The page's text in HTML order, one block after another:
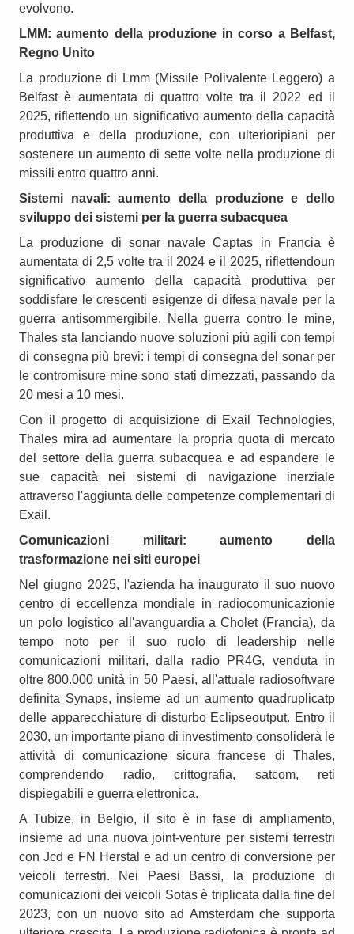
evolvono.
LMM: aumento della produzione in corso a Belfast,
Regno Unito
La produzione di Lmm (Missile Polivalente Leggero) a
Belfast è aumentata di quattro volte tra il 2022 ed il
2025, riflettendo un significativo aumento della capacità
produttiva e della produzione, con ulterioripiani per
sostenere un aumento di sette volte nella produzione di
missili entro quattro anni.
Sistemi navali: aumento della produzione e dello
sviluppo dei sistemi per la guerra subacquea
La produzione di sonar navale Captas in Francia è
aumentata di 2,5 volte tra il 2024 e il 2025, riflettendoun
significativo aumento della capacità produttiva per
soddisfare le crescenti esigenze di difesa navale per la
guerra antisommergibile. Nella guerra contro le mine,
Thales sta lanciando nuove soluzioni più agili con tempi
di consegna più brevi: i tempi di consegna del sonar per
le contromisure mine sono stati dimezzati, passando da
20 mesi a 10 mesi.
Con il progetto di acquisizione di Exail Technologies,
Thales mira ad aumentare la propria quota di mercato
del settore della guerra subacquea e ad espandere le
sue capacità nei sistemi di navigazione inerziale
attraverso l'aggiunta delle competenze complementari di
Exail.
Comunicazioni militari: aumento della
trasformazione nei siti europei
Nel giugno 2025, l'azienda ha inaugurato il suo nuovo
centro di eccellenza mondiale in radiocomunicazionie
un polo logistico all'avanguardia a Cholet (Francia), da
tempo noto per il suo ruolo di leadership nelle
comunicazioni militari, dalla radio PR4G, venduta in
oltre 800.000 unità in 50 Paesi, all'attuale radiosoftware
definita Synaps, insieme ad un aumento quadruplicatp
delle apparecchiature di disturbo Eclipseoutput. Entro il
2030, un importante piano di investimento consoliderà le
attività di comunicazione sicura francese di Thales,
comprendendo radio, crittografia, satcom, reti
dispiegabili e guerra elettronica.
A Tubize, in Belgio, il sito è in fase di ampliamento,
insieme ad una nuova joint-venture per sistemi terrestri
con Jcd e FN Herstal e ad un centro di conversione per
veicoli terrestri. Nei Paesi Bassi, la produzione di
comunicazioni dei veicoli Sotas è triplicata dalla fine del
2023, con un nuovo sito ad Amsterdam che supporta